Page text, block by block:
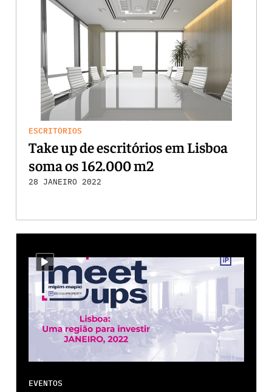
ESCRITÓRIOS
Take up de escritórios em Lisboa
soma os 162.000 m2
28 JANEIRO 2022
i-video
EVENTOS